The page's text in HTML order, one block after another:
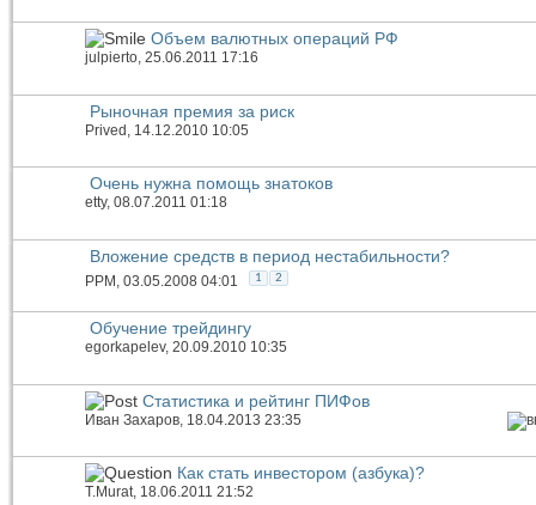
Объем валютных операций РФ
julpierto, 25.06.2011 17:16
Рыночная премия за риск
Prived , 14.12.2010 10:05
Очень нужна помощь знатоков
etty, 08.07.2011 01:18
Вложение средств в период нестабильности?
PPM , 03.05.2008 04:01 1 2
Обучение трейдингу
egorkapelev, 20.09.2010 10:35
Статистика и рейтинг ПИФов
Иван Захаров , 18.04.2013 23:35
Как стать инвестором (азбука)?
T.Murat, 18.06.2011 21:52